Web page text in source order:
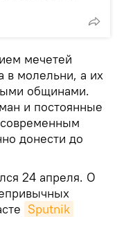
мечетей
в молельни, а их
общинами.
и постоянные
донести до
24 апреля. О
Sputnik